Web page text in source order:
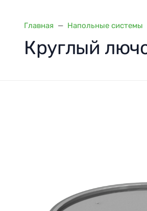
Главная Напольные системы
Круглый